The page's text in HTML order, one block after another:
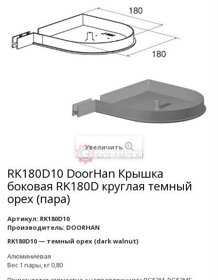
Увеличить
RK180D10 DoorHan Крышка
боковая RK180D круглая темный
орех (пара)
Артикул: RK180D10
Производитель: DOORHAN
RK180D10 — темный орех (dark walnut)
Алюминиевая
Вес 1 пары, кг 0,80